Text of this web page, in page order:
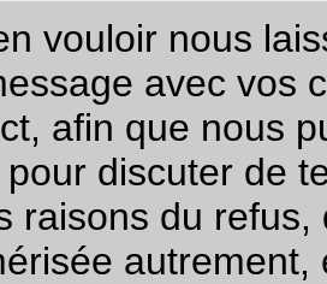
vouloir nous
avec vos
, afin que nous
discuter de
raisons du
autrement,